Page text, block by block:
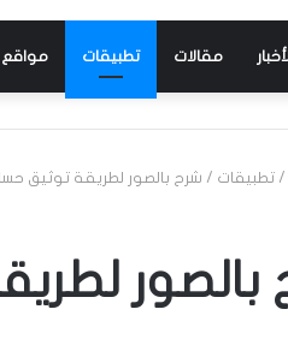
مقالات تطبيقات مواقع
/ تطبيقات / شرح بالصور لطريقة توثيق
بالصور